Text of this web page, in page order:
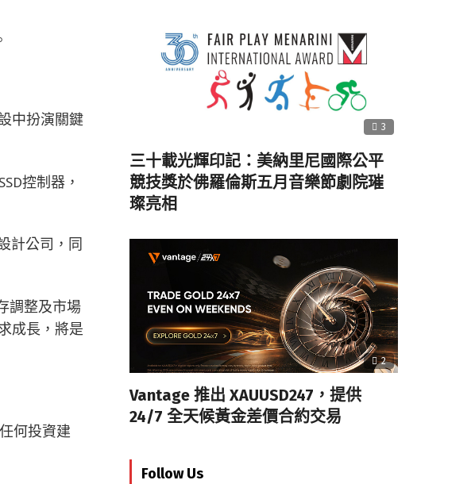
中扮演關鍵
控制器，
計公司，同
調整及市場
成長，將是
何投資建
3
三十載光輝印記：美納里尼國際公平
競技獎於佛羅倫斯五月音樂節劇院璀
璨亮相
2
Vantage 推出 XAUUSD247，提供
24/7 全天候黃金差價合約交易
Follow Us